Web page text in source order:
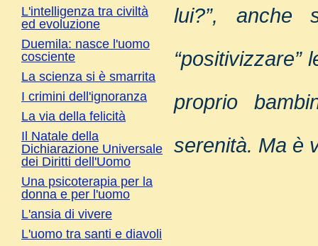
lui?”, anche
“positivizzare”
proprio
serenità. Ma è
L'intelligenza tra civiltà
ed evoluzione
Duemila: nasce l'uomo
cosciente
La scienza si è smarrita
I crimini dell'ignoranza
La via della felicità
Il Natale della
Dichiarazione Universale
dei Diritti dell'Uomo
Una psicoterapia per la
donna e per l'uomo
L'ansia di vivere
L'uomo tra santi e diavoli